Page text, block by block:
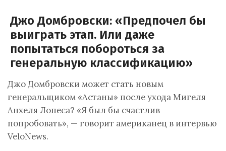
Джо Домбровски: «Предпочел бы
выиграть этап. Или даже
попытаться побороться за
генеральную классификацию»
Джо Домбровски может стать новым
генеральщиком «Астаны» после ухода Мигеля
Анхеля Лопеса? «Я был бы счастлив
попробовать», — говорит американец в интервью
VeloNews.